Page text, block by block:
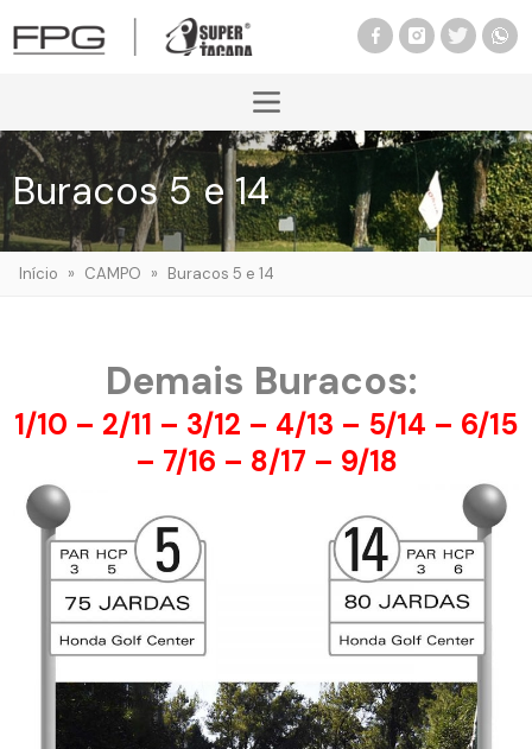
Buracos 5 e 14
Início » CAMPO » Buracos 5 e 14
Demais Buracos:
1/10 – 2/11 – 3/12 – 4/13 – 5/14 – 6/15
– 7/16 – 8/17 – 9/18